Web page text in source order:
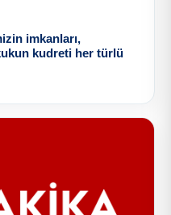
imkanları,
kudreti her türlü